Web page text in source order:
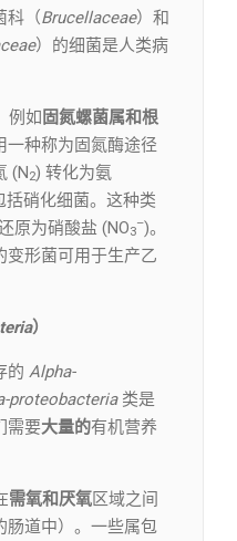
科（Brucellaceae）和
）的细菌是人类病
例如 固氮螺菌属和根
一种称为固氮酶途径
(N2) 转化为氨
硝化细菌。这种类
原为硝酸盐 (NO3
–)。
变形菌可用于生产乙
）
的 Alpha-
proteobacteria 类是
需要大量的有机营养
需氧和厌氧区域之间
肠道中）。一些属包